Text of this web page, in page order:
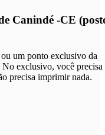
Canindé -CE
um ponto exclusivo da
exclusivo, você precisa
precisa imprimir nada.